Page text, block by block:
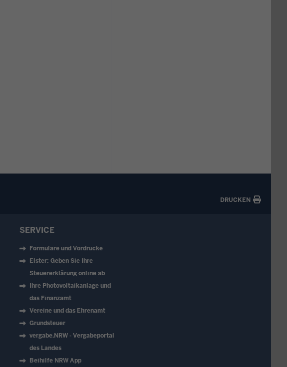
DRUCKEN
SERVICE
Formulare und Vordrucke
Elster: Geben Sie Ihre
Steuererklärung online ab
Ihre Photovoltaikanlage und
das Finanzamt
Vereine und das Ehrenamt
Grundsteuer
vergabe.NRW - Vergabeportal
des Landes
Beihilfe NRW App